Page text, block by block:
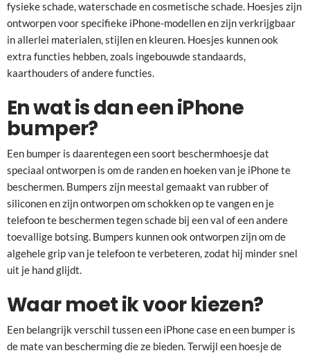
fysieke schade, waterschade en cosmetische schade. Hoesjes zijn
ontworpen voor specifieke iPhone-modellen en zijn verkrijgbaar
in allerlei materialen, stijlen en kleuren. Hoesjes kunnen ook
extra functies hebben, zoals ingebouwde standaards,
kaarthouders of andere functies.
En wat is dan een iPhone
bumper?
Een bumper is daarentegen een soort beschermhoesje dat
speciaal ontworpen is om de randen en hoeken van je iPhone te
beschermen. Bumpers zijn meestal gemaakt van rubber of
siliconen en zijn ontworpen om schokken op te vangen en je
telefoon te beschermen tegen schade bij een val of een andere
toevallige botsing. Bumpers kunnen ook ontworpen zijn om de
algehele grip van je telefoon te verbeteren, zodat hij minder snel
uit je hand glijdt.
Waar moet ik voor kiezen?
Een belangrijk verschil tussen een iPhone case en een bumper is
de mate van bescherming die ze bieden. Terwijl een hoesje de